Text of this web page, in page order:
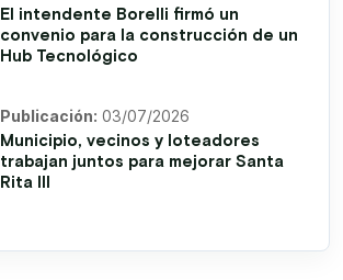
El intendente Borelli firmó un
convenio para la construcción de un
Hub Tecnológico
Publicación: 03/07/2026
Municipio, vecinos y loteadores
trabajan juntos para mejorar Santa
Rita III